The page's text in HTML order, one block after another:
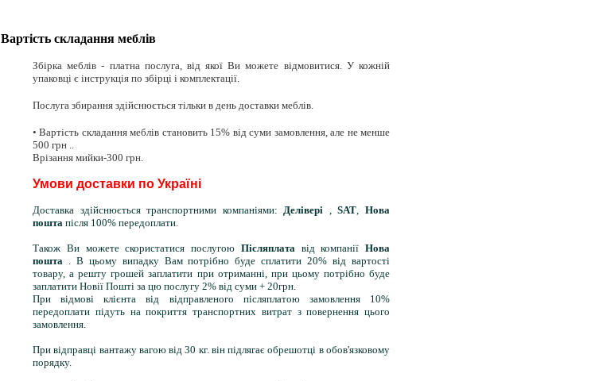
Вартість складання меблів
Збірка меблів - платна послуга, від якої Ви можете відмовитися. У кожній
упаковці є інструкція по збірці і комплектації.
Послуга збирання здійснюється тільки в день доставки меблів.
• Вартість складання меблів становить 15% від суми замовлення, але не менше
500 грн ..
Врізання мийки-300 грн.
Умови доставки по Україні
Доставка здійснюється транспортними компаніями:Делівері ,SAT,Нова
пошта після 100% передоплати.
Також Ви можете скористатися послугою Післяплата від компанії Нова
пошта . В цьому випадку Вам потрібно буде сплатити 20% від вартості
товару, а решту грошей заплатити при отриманні, при цьому потрібно буде
заплатити Новії Пошті за цю послугу 2% від суми + 20грн.
При відмові клієнта від відправленого післяплатою замовлення 10%
передоплати підуть на покриття транспортних витрат з повернення цього
замовлення.
При відправці вантажу вагою від 30 кг. він підлягає обрешотці в обов'язковому
порядку.